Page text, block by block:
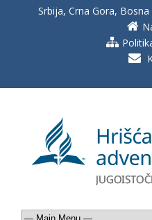
Srbija, Crna Gora,